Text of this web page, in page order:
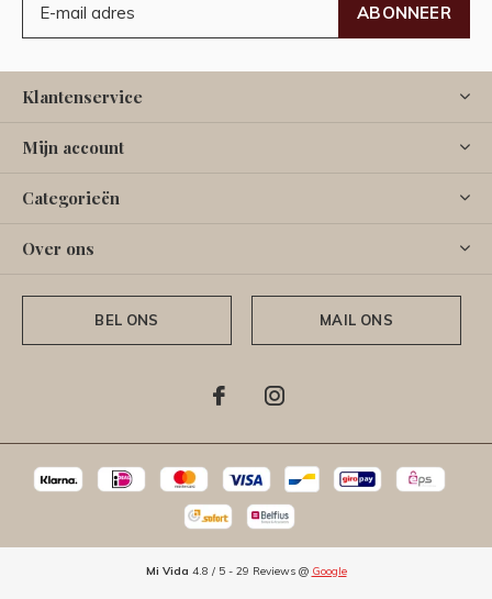
ABONNEER
Klantenservice
Mijn account
Categorieën
Over ons
BEL ONS MAIL ONS
Mi Vida 4.8 / 5- 29 Reviews @ Google